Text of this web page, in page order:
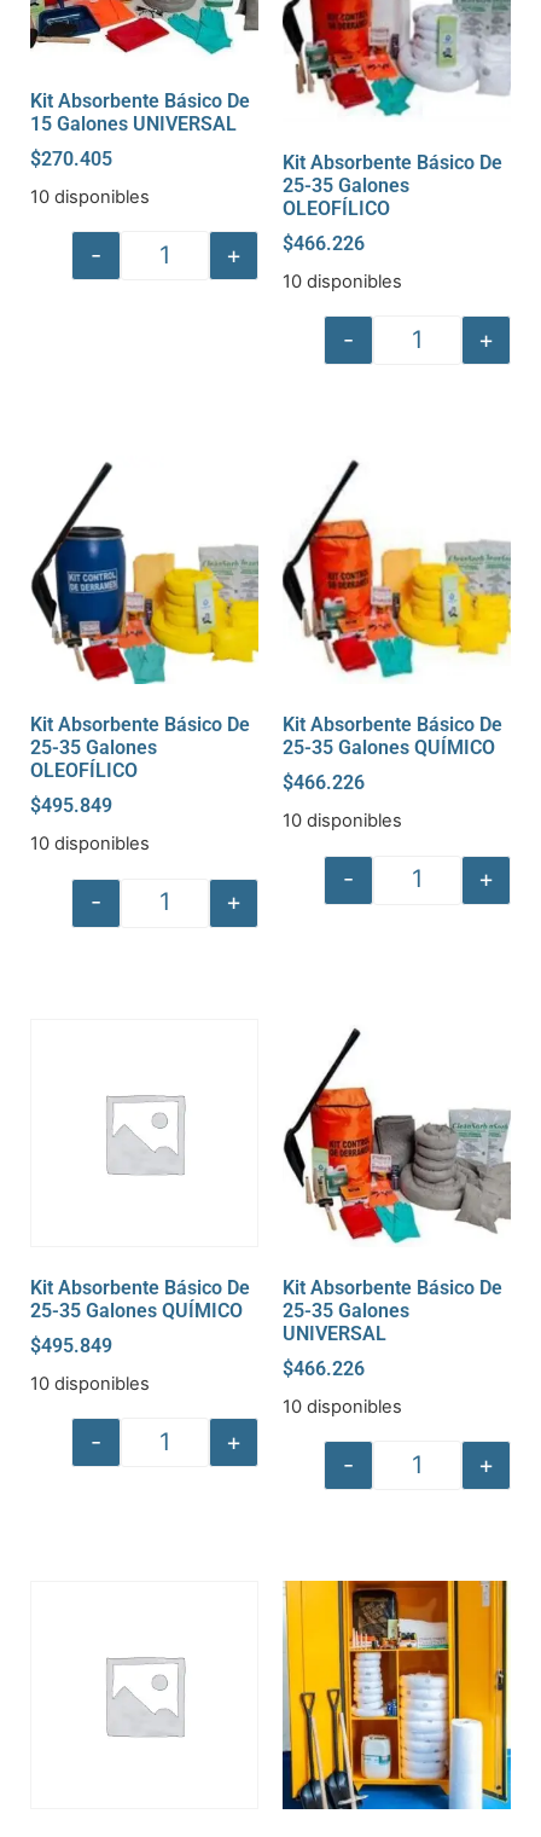
Kit Absorbente Básico De
15 Galones UNIVERSAL
$270.405
10 disponibles
- +
Kit Absorbente Básico De
25-35 Galones
OLEOFÍLICO
$466.226
10 disponibles
- +
Kit Absorbente Básico De
25-35 Galones
OLEOFÍLICO
$495.849
10 disponibles
- +
Kit Absorbente Básico De
25-35 Galones QUÍMICO
$466.226
10 disponibles
- +
Kit Absorbente Básico De
25-35 Galones QUÍMICO
$495.849
10 disponibles
- +
Kit Absorbente Básico De
25-35 Galones
UNIVERSAL
$466.226
10 disponibles
- +